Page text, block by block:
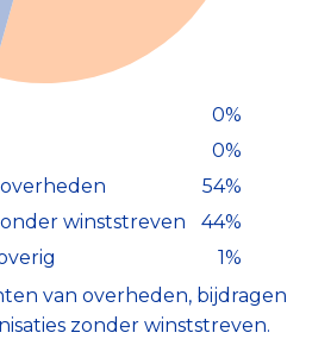
(0%)
zijn als volgt
0%
0%
54%
winststreven
44%
1%
van overheden, bijdragen
zonder winststreven.